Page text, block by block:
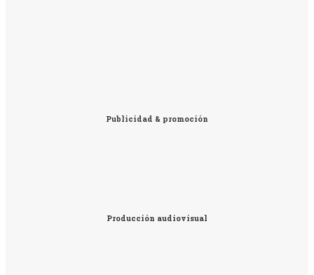
Publicidad & promoción
Producción audiovisual